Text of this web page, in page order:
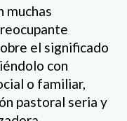
muchas
el significado
con
o familiar,
pastoral seria y